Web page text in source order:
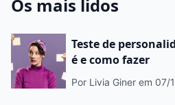
Os mais lidos
Teste de
é e como fazer
Por Livia Giner em 07/